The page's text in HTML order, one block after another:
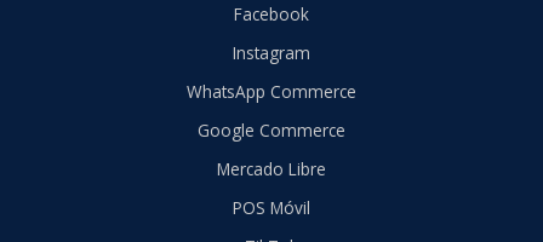
Facebook
Instagram
WhatsApp Commerce
Google Commerce
Mercado Libre
POS Móvil